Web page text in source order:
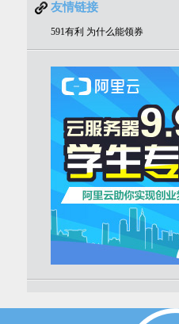
友情链接
591有利 为什么能领券